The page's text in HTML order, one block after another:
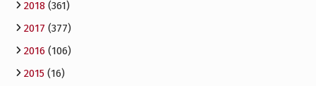
2018(361)
2017 (377)
2016(106)
2015(16)